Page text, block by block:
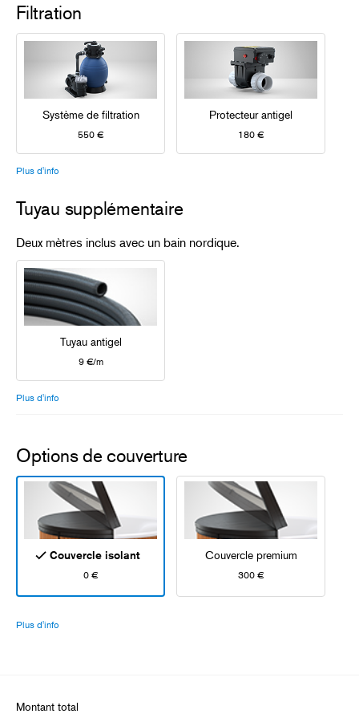
Filtration
Système de filtration
550 €
Protecteur antigel
180 €
Plus d'info
Tuyau supplémentaire
Deux mètres inclus avec un bain nordique.
Tuyau antigel
9 €/m
Plus d'info
Options de couverture
Couvercle isolant
0 €
Couvercle premium
300 €
Plus d'info
Montant total